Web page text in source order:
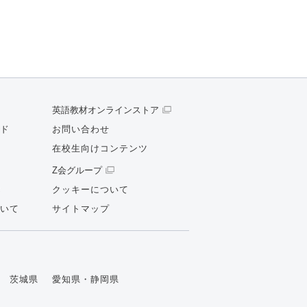
英語教材オンラインストア
お問い合わせ
在校生向けコンテンツ
Z会グループ
クッキーについて
て サイトマップ
茨城県
愛知県・静岡県